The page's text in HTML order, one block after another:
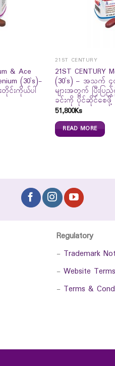
& Ace
(30`s)-
င်းကိုယ်ပါ
21ST CENTURY
21ST CENTURY
(30`s) – အသက် ၄
များအတွက် ပြီးပြ
ခင်းကို ပိုင်ဆိုင်စေဖို့
51,800Ks
READ MORE
Regulatory
- Trademark
- Website
- Terms &